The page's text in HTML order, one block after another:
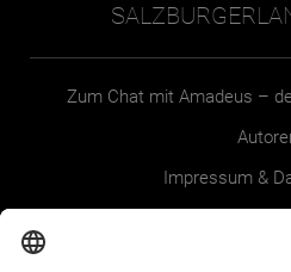
Zum Chat mit Amadeus –
Impressum &